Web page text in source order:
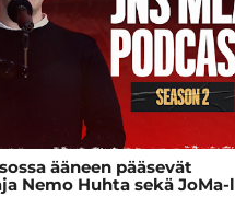
ääneen pääsevät
Nemo Huhta sekä